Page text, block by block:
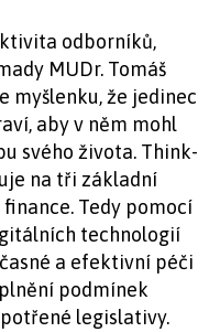
odborníků,
MUDr. Tomáš
myšlenku, že jedinec
aby v něm mohl
svého života. Think-
na tři základní
Tedy pomocí
technologií
a efektivní péči
podmínek
legislativy.